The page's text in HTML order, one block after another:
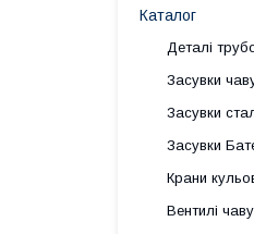
Каталог
Деталі
Засувки
Засувки
Засувки
Крани
Вентилі